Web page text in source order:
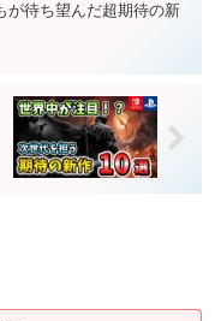
が待ち望んだ超期待の新